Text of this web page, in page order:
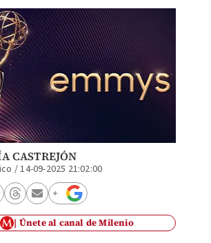
CASTREJÓN
/14-09-2025 21:02:00
Únete al canal de Milenio